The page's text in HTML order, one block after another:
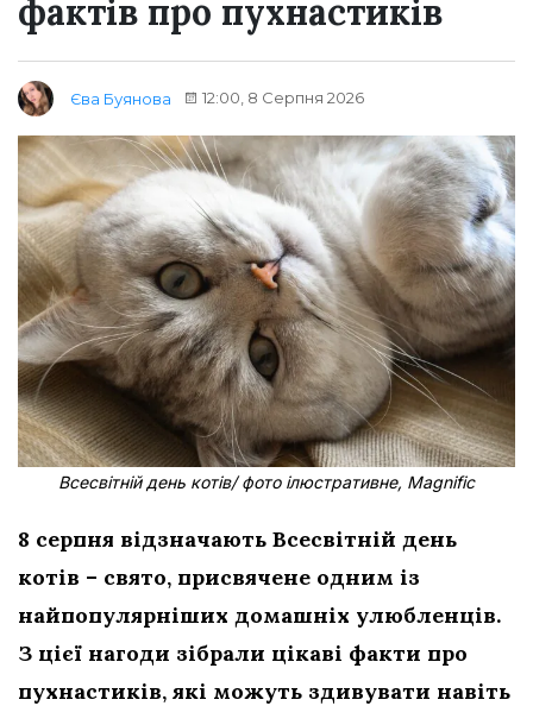
фактів про пухнастиків
Єва Буянова 12:00, 8 Серпня 2026
Всесвітній день котів/ фото ілюстративне, Magnific
8 серпня відзначають Всесвітній день
котів – свято, присвячене одним із
найпопулярніших домашніх улюбленців.
З цієї нагоди зібрали цікаві факти про
пухнастиків, які можуть здивувати навіть